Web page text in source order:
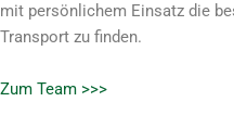
mit persönlichem Einsatz die
Transport zu finden.
Zum Team >>>